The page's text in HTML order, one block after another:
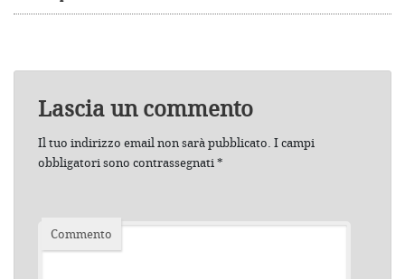
Lascia un commento
Il tuo indirizzo email non sarà pubblicato. I campi
obbligatori sono contrassegnati*
Commento